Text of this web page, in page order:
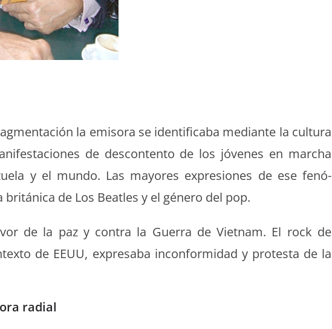
la emiso­ra se iden­ti­fi­ca­ba medi­ante la cul­tura
de descon­tento de los jóvenes en mar­cha
y el mun­do. Las may­ores expre­siones de ese fenó­
de Los Bea­t­les y el género del pop.
de la paz y con­tra la Guer­ra de Viet­nam. El rock de
de EEUU, expresa­ba incon­formi­dad y protes­ta de la
radial